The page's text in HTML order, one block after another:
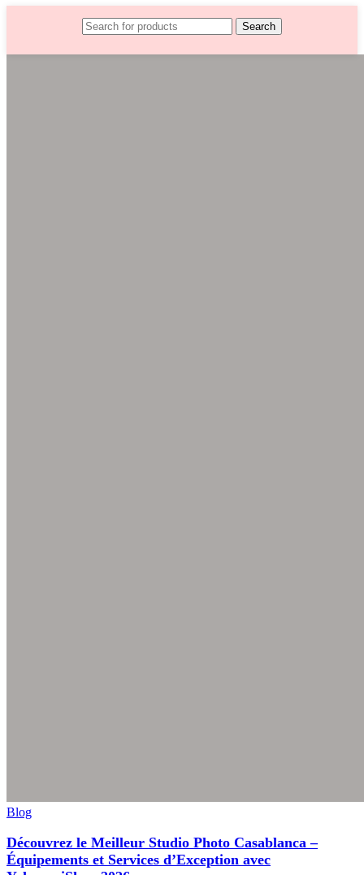
Search
Blog
Découvrez le Meilleur Studio Photo Casablanca –
Équipements et Services d’Exception avec